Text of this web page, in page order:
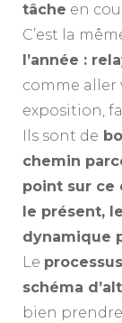
tâche en
C’est la
l’année :
comme aller
exposition,
Ils sont de
chemin
point sur ce
le présent,
dynamique
Le
schéma
bien